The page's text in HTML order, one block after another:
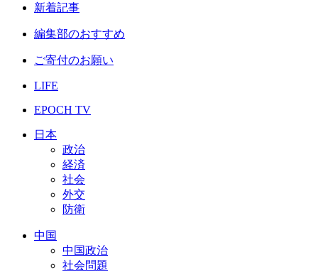
新着記事
編集部のおすすめ
ご寄付のお願い
LIFE
EPOCH TV
日本
政治
経済
社会
外交
防衛
中国
中国政治
社会問題